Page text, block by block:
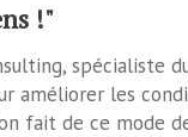
!"
spécialiste
améliorer les
fait de ce mode